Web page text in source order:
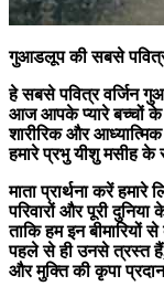
गुआडलूप की सबसे पवित्र
हे सबसे पवित्र वर्जिन
आज आपके प्यारे बच्चों
शारीरिक और
हमारे प्रभु यीशु मसीह के
माता प्रार्थना करें हमारे
परिवारों और पूरी
ताकि हम इन
पहले से ही उनसे त्रस्त
और मुक्ति की कृपा